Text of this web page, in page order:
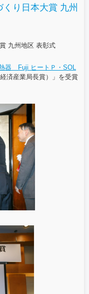
り日本大賞 九州
九州地区 表彰式
器 Fuji ヒートＰ・SOL
済産業局長賞）」を受賞